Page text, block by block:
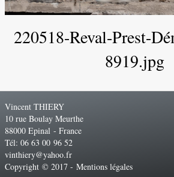
220518-Reval-Prest-
8919.jpg
Vincent THIERY
10 rue Boulay Meurthe
88000 Epinal - France
Tél: 06 63 00 96 52
vinthiery@yahoo.fr
Copyright © 2017 - Mentions légales